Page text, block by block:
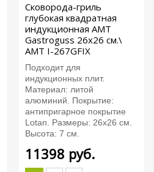
Сковорода-гриль
глубокая квадратная
индукционная AMT
Gastroguss 26x26 см.\
AMT I-267GFIX
Подходит для
индукционных плит.
Материал: литой
алюминий. Покрытие:
антипригарное покрытие
Lotan. Размеры: 26х26 см.
Высота: 7 см.
11398 руб.